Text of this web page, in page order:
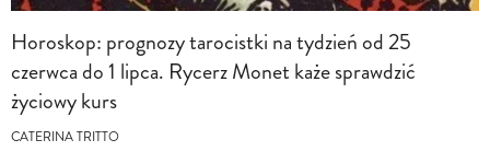
Horoskop: prognozy tarocistki na tydzień od 25
czerwca do 1 lipca. Rycerz Monet każe sprawdzić
życiowy kurs
CATERINA TRITTO